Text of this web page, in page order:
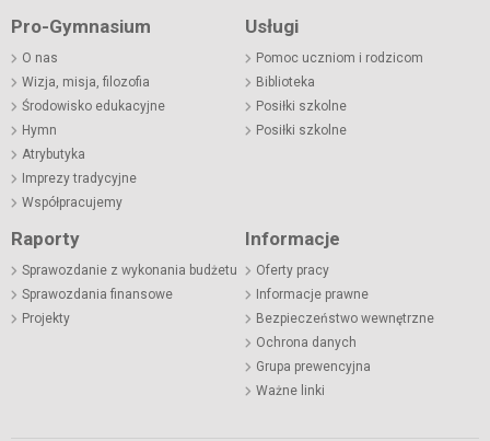
Pro-Gymnasium
O nas
Wizja, misja, filozofia
Środowisko edukacyjne
Hymn
Atrybutyka
Imprezy tradycyjne
Współpracujemy
Usługi
Pomoc uczniom i rodzicom
Biblioteka
Posiłki szkolne
Posiłki szkolne
Raporty
Sprawozdanie z wykonania budżetu
Sprawozdania finansowe
Projekty
Informacje
Oferty pracy
Informacje prawne
Bezpieczeństwo wewnętrzne
Ochrona danych
Grupa prewencyjna
Ważne linki